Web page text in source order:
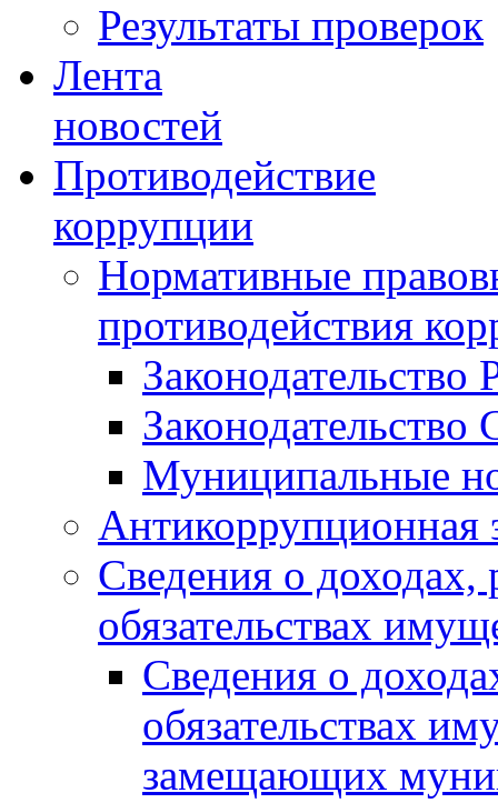
Результаты проверок
Лента
новостей
Противодействие
коррупции
Нормативные
противодействия
Законодательство
Муниципальные
Антикоррупционная
Сведения о доходах,
обязательствах
Сведения о
обязательствах
замещающих